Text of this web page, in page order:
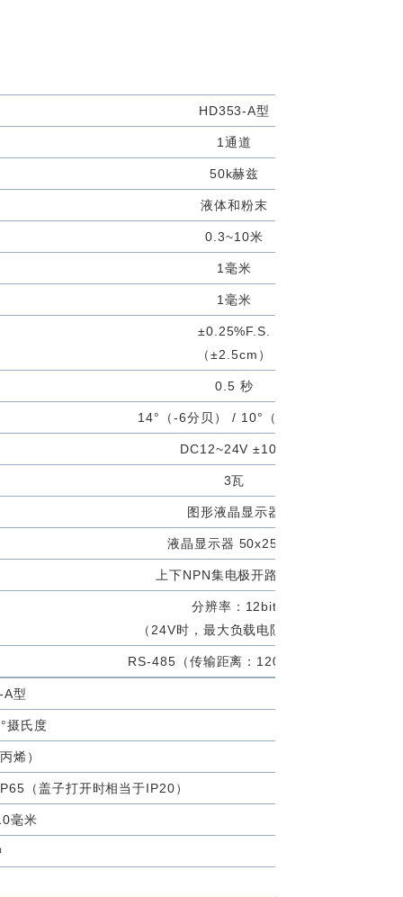
HD353-A型
1通道
50k赫兹
液体和粉末
0.3~10米
1毫米
1毫米
±0.25%F.S.
（±2.5cm）
0.5 秒
14°（-6分贝） / 10°（-3分贝）
DC12~24V ±10%
3瓦
图形液晶显示器
液晶显示器 50x25mm
上下NPN集电极开路各1个
分辨率：12bit
（24V时，最大负载电阻500Ω）
RS-485（传输距离：1200m以内）
A型
摄氏度
烯）
（盖子打开时相当于IP20）
毫米